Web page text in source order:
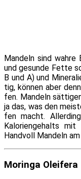
Mandeln sind wah­re
und ge­sun­de Fette
B und A) und
tig, kön­nen aber
fen. Mandeln
ja das, was den
fen macht.
Kaloriengehalts
Handvoll Mandeln
Moringa Oleifera